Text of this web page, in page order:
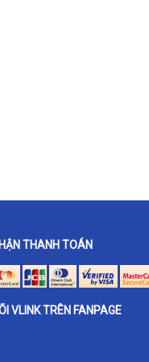
THANH TOÁN
VLINK TRÊN FANPAGE